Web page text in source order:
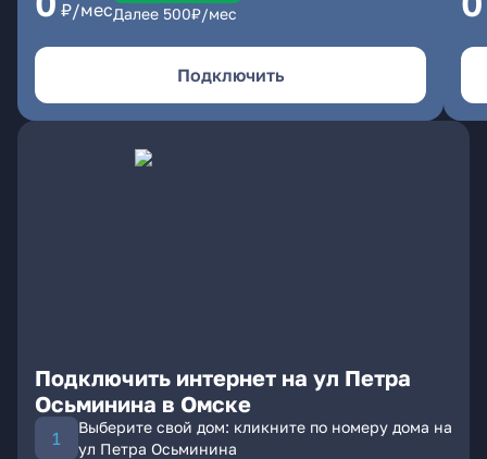
₽/месДалее 500₽/мес
Подключить
Подключить интернет на ул Петра
Осьминина в Омске
Выберите свой дом: кликните по номеру дома на
ул Петра Осьминина